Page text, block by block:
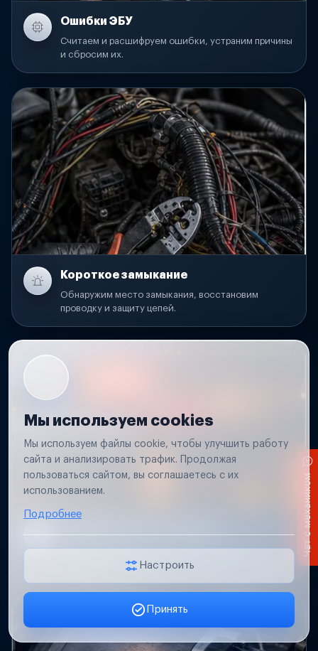
Ошибки ЭБУ
Считаем и расшифруем ошибки, устраним причины
и сбросим их.
Короткое замыкание
Обнаружим место замыкания, восстановим
проводку и защиту цепей.
Проверим проводку и разъемы, восстановим
освещение прицепа.
Мы используем cookies
Мы используем файлы cookie, чтобы улучшить работу
сайта и анализировать трафик. Продолжая
пользоваться сайтом, вы соглашаетесь с их
использованием.
Подробнее
Настроить
Принять
Заявка онлайн
Чат с механиком